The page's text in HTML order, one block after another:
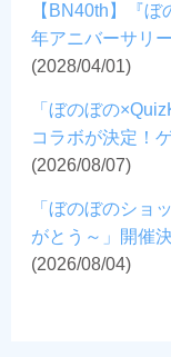
【BN40th】『
年アニバーサリ
(2028/04/01)
「ぼのぼの
コラボが決定！
(2026/08/07)
「ぼのぼのショ
がとう～」開催
(2026/08/04)